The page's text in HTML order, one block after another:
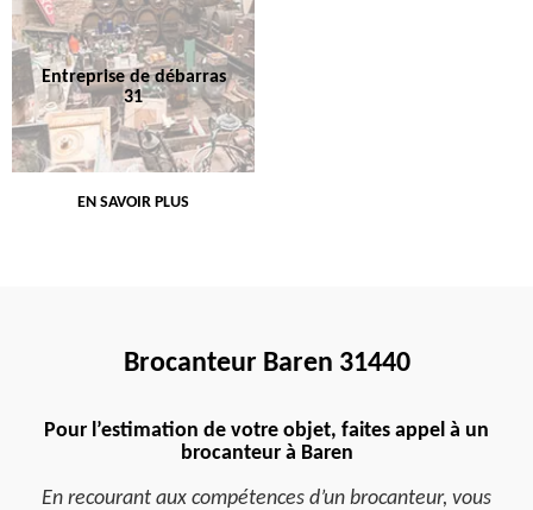
Entreprise de débarras
31
EN SAVOIR PLUS
Brocanteur Baren 31440
Pour l’estimation de votre objet, faites appel à un
brocanteur à Baren
En recourant aux compétences d’un brocanteur, vous